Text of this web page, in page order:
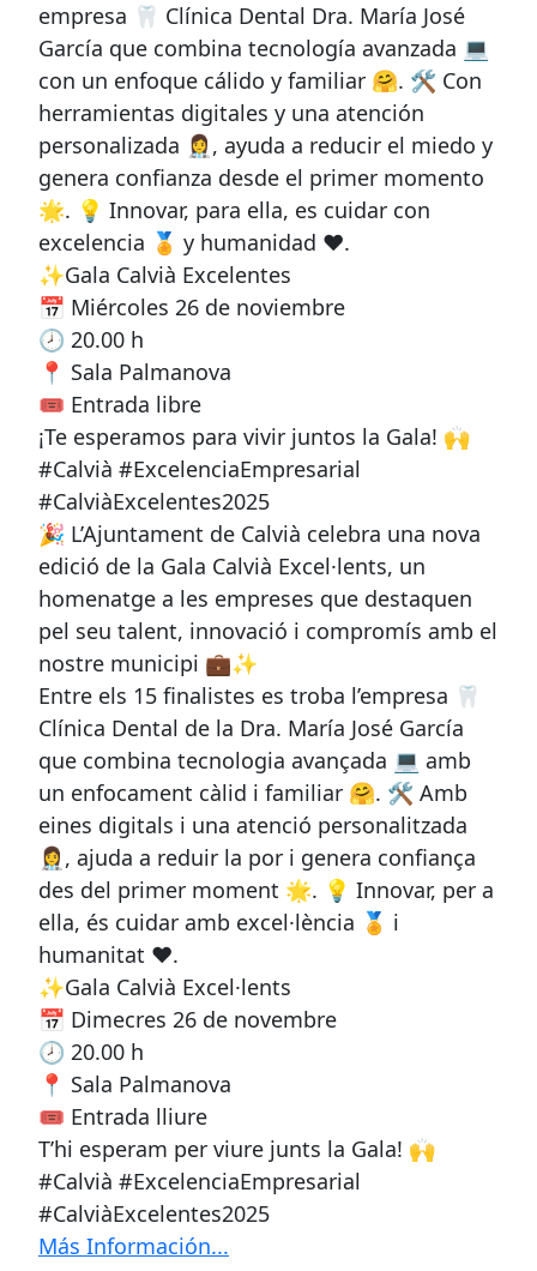
empresa 🦷 Clínica Dental Dra. María José
García que combina tecnología avanzada 💻
con un enfoque cálido y familiar 🤗. 🛠️ Con
herramientas digitales y una atención
personalizada 👩‍⚕️, ayuda a reducir el miedo y
genera confianza desde el primer momento
🌟. 💡 Innovar, para ella, es cuidar con
excelencia 🏅 y humanidad ❤️.
✨Gala Calvià Excelentes
📅 Miércoles 26 de noviembre
🕗 20.00 h
📍 Sala Palmanova
🎟️ Entrada libre
¡Te esperamos para vivir juntos la Gala! 🙌
#Calvià #ExcelenciaEmpresarial
#CalviàExcelentes2025
🎉 L’Ajuntament de Calvià celebra una nova
edició de la Gala Calvià Excel·lents, un
homenatge a les empreses que destaquen
pel seu talent, innovació i compromís amb el
nostre municipi 💼✨
Entre els 15 finalistes es troba l’empresa 🦷
Clínica Dental de la Dra. María José García
que combina tecnologia avançada 💻 amb
un enfocament càlid i familiar 🤗. 🛠️ Amb
eines digitals i una atenció personalitzada
👩‍⚕️, ajuda a reduir la por i genera confiança
des del primer moment 🌟. 💡 Innovar, per a
ella, és cuidar amb excel·lència 🏅 i
humanitat ❤️.
✨Gala Calvià Excel·lents
📅 Dimecres 26 de novembre
🕗 20.00 h
📍 Sala Palmanova
🎟️ Entrada lliure
T’hi esperam per viure junts la Gala! 🙌
#Calvià #ExcelenciaEmpresarial
#CalviàExcelentes2025
Más Información...